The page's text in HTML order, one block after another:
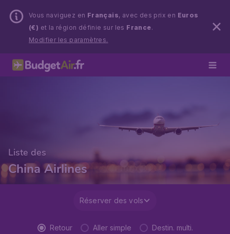
Vous naviguez en Français, avec des prix en Euros
(€) et la région définie sur les France.
Modifier les paramètres.
Liste des
China Airlines
Réserver des vols
Retour Aller simple Destin. multi.